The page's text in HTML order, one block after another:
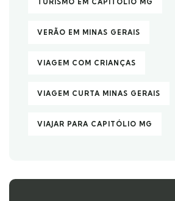
TURISMO EM CAPITÓLIO MG
VERÃO EM MINAS GERAIS
VIAGEM COM CRIANÇAS
VIAGEM CURTA MINAS GERAIS
VIAJAR PARA CAPITÓLIO MG